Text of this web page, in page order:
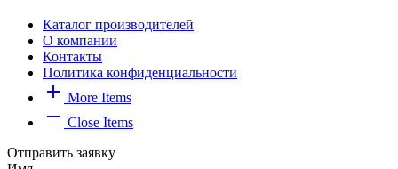
Каталог производителей
О компании
Контакты
Политика конфиденциальности
add More Items
remove Close Items
Отправить заявку